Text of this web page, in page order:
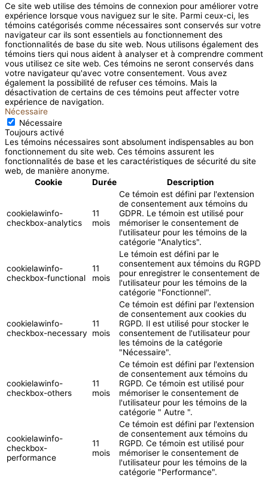
Ce site web utilise des témoins de connexion pour améliorer votre
expérience lorsque vous naviguez sur le site. Parmi ceux-ci, les
témoins catégorisés comme nécessaires sont conservés sur votre
navigateur car ils sont essentiels au fonctionnement des
fonctionnalités de base du site web. Nous utilisons également des
témoins tiers qui nous aident à analyser et à comprendre comment
vous utilisez ce site web. Ces témoins ne seront conservés dans
votre navigateur qu'avec votre consentement. Vous avez
également la possibilité de refuser ces témoins. Mais la
désactivation de certains de ces témoins peut affecter votre
expérience de navigation.
Nécessaire
Nécessaire
Toujours activé
Les témoins nécessaires sont absolument indispensables au bon
fonctionnement du site web. Ces témoins assurent les
fonctionnalités de base et les caractéristiques de sécurité du site
web, de manière anonyme.
Cookie
Durée Description
cookielawinfo-
checkbox-analytics
11
mois
Ce témoin est défini par l'extension
de consentement aux témoins du
GDPR. Le témoin est utilisé pour
mémoriser le consentement de
l'utilisateur pour les témoins de la
catégorie "Analytics".
cookielawinfo-
checkbox-functional
11
mois
Le témoin est défini par le
consentement aux témoins du RGPD
pour enregistrer le consentement de
l'utilisateur pour les témoins de la
catégorie "Fonctionnel".
cookielawinfo-
checkbox-necessary
11
mois
Ce témoin est défini par l'extension
de consentement aux cookies du
RGPD. Il est utilisé pour stocker le
consentement de l'utilisateur pour
les témoins de la catégorie
"Nécessaire".
cookielawinfo-
checkbox-others
11
mois
Ce témoin est défini par l'extension
de consentement aux témoins du
RGPD. Ce témoin est utilisé pour
mémoriser le consentement de
l'utilisateur pour les témoins de la
catégorie " Autre ".
cookielawinfo-
checkbox-
performance
11
mois
Ce témoin est défini par l'extension
de consentement aux témoins du
RGPD. Ce témoin est utilisé pour
mémoriser le consentement de
l'utilisateur pour les témoins de la
catégorie "Performance".